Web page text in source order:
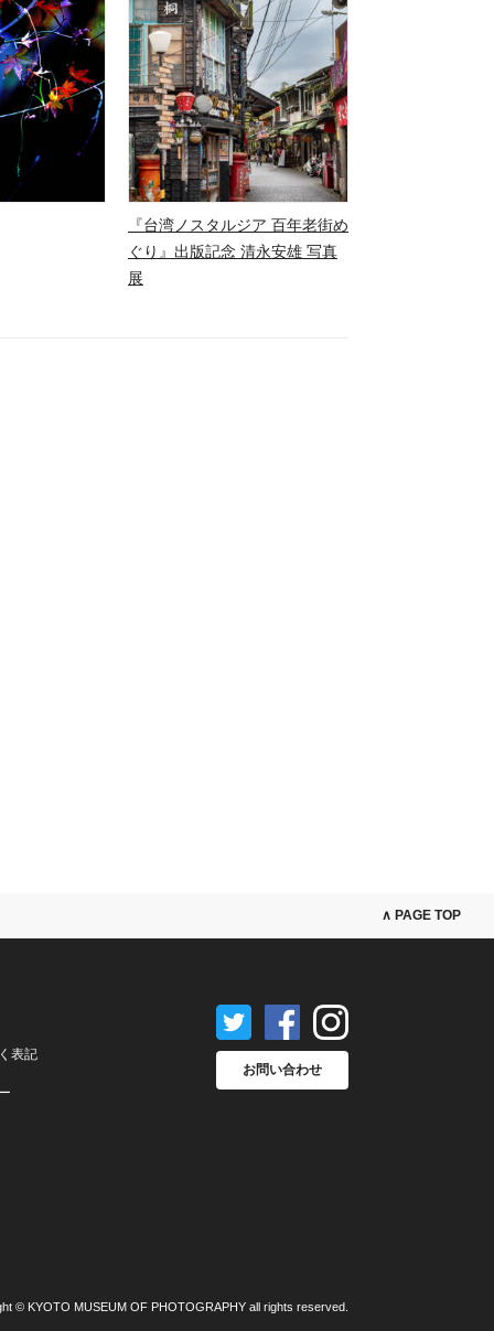
『台湾ノスタルジア 百年老街め
ぐり』出版記念 清永安雄 写真
展
∧ PAGE TOP
表記
お問い合わせ
© KYOTO MUSEUM OF PHOTOGRAPHY all rights reserved.